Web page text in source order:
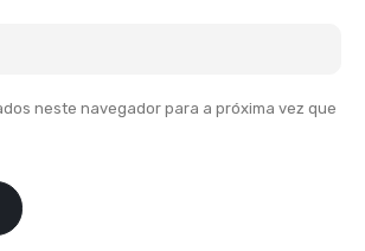
neste navegador para a próxima vez que